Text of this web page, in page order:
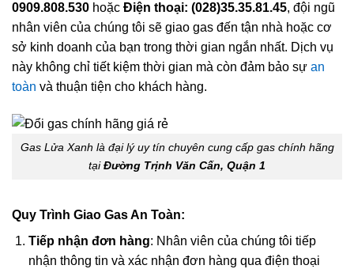
0909.808.530 hoặc Điện thoại: (028)35.35.81.45, đội ngũ
nhân viên của chúng tôi sẽ giao gas đến tận nhà hoặc cơ
sở kinh doanh của bạn trong thời gian ngắn nhất. Dịch vụ
này không chỉ tiết kiệm thời gian mà còn đảm bảo sự an
toàn và thuận tiện cho khách hàng.
Gas Lửa Xanh là đại lý uy tín chuyên cung cấp gas chính hãng
tạiĐường Trịnh Văn Cấn, Quận 1
Quy Trình Giao Gas An Toàn:
Tiếp nhận đơn hàng: Nhân viên của chúng tôi tiếp
nhận thông tin và xác nhận đơn hàng qua điện thoại